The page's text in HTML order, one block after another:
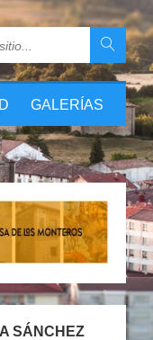
GALERÍAS
SÁNCHEZ